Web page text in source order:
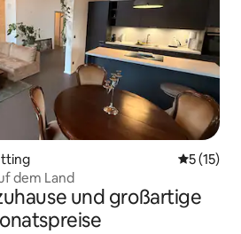
5 (15)
dem Land
und großartige